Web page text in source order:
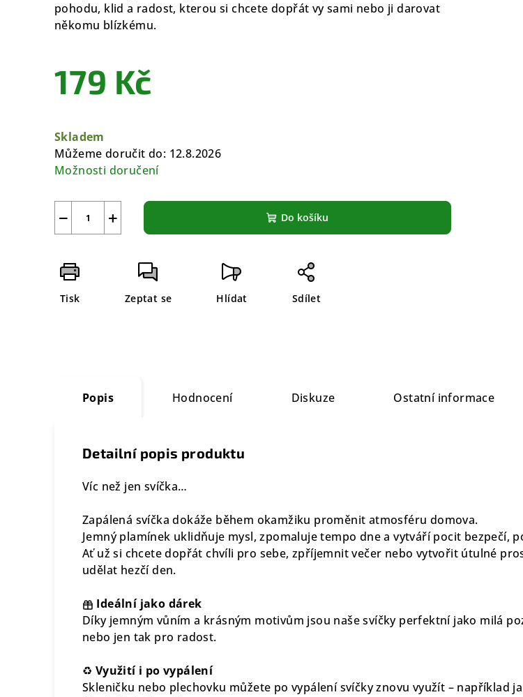
pohodu, klid a radost, kterou si chcete dopřát vy sami nebo ji darovat
někomu blízkému.
179 Kč
cena:
Skladem
Můžeme doručit do: 12.8.2026
Možnosti doručení
+
− Do košíku
Tisk Zeptat se Hlídat Sdílet
Popis Hodnocení Diskuze Ostatní informace
Detailní popis produktu
Víc než jen svíčka…
Zapálená svíčka dokáže během okamžiku proměnit atmosféru domova.
Jemný plamínek uklidňuje mysl, zpomaluje tempo dne a vytváří pocit bezpečí,
Ať už si chcete dopřát chvíli pro sebe, zpříjemnit večer nebo vytvořit útulné
udělat hezčí den.
Ideální jako dárek
Díky jemným vůním a krásným motivům jsou naše svíčky perfektní jako milá
nebo jen tak pro radost.
♻ Využití i po vypálení
Skleničku nebo plechovku můžete po vypálení svíčky znovu využít – například